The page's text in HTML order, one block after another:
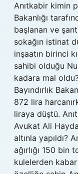
Anıtkabir kimin
Bakanlığı
başlanan ve
sokağın istinat
inşaatın birinci
sahibi olduğu
kadara mal oldu?
Bayındırlık
872 lira
liraya düştü.
Avukat Ali
altınla yapıldı?
ağırlığı 150 bin
kulelerden